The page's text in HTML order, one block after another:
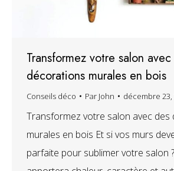
Transformez votre salon
décorations murales en bois
Conseils déco Par John décembre 23,
Transformez votre salon avec des
murales en bois Et si vos murs
parfaite pour sublimer votre salon